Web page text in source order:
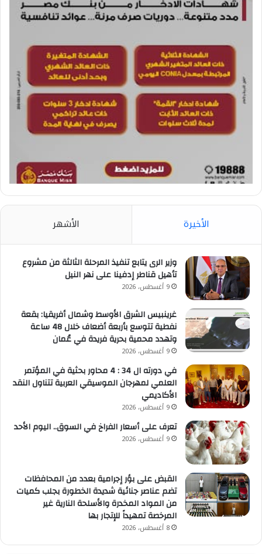
الأخيرة الأشهر
وزير الرى يتابع تنفيذ المرحلة الثالثة من مشروع
تأهيل قناطر إدفينا على نهر النيل
9 أغسطس، 2026
غرينبيس الشرق الأوسط وشمال أفريقيا: بقعة
نفطية تتوسع بأربعة أضعاف خلال 48 ساعة
وتهدد محمية بحرية فريدة في عُمان
9 أغسطس، 2026
في دورته ال 34 : 4 محاور بحثية في المؤتمر
العلمي لمهرجان الموسيقي العربية تتناول النقد
الأكاديمي
9 أغسطس، 2026
تعرف على أسعار الفراخ في السوق.. اليوم الأحد
9 أغسطس، 2026
القبض على بؤر إجرامية بعدد من المحافظات
تضم عناصر جنائية شديدة الخطورة بجلب كميات
من المواد المخدرة والأسلحة النارية غير
المرخصة تمهيداً للإتجار بها
8 أغسطس، 2026